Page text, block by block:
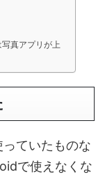
真アプリが上
ていたものな
で使えなくな